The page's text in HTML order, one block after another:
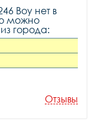
Boy нет в
можно
города:
Отзывы